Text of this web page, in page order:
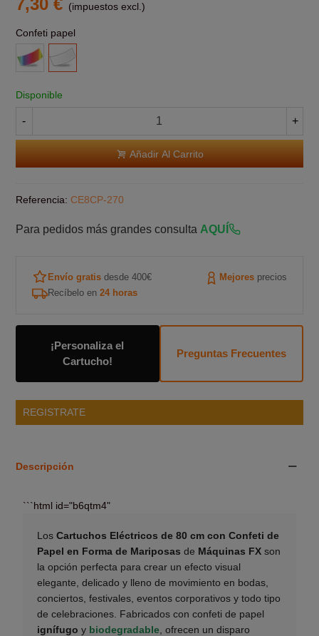
(impuestos excl.)
Confeti papel
MulticolorBlanco
Disponible
- +
Añadir Al Carrito
Referencia: CE8CP-270
Para pedidos más grandes consulta AQUÍ
Envío gratisdesde 400€ Mejores precios
Recíbelo en 24 horas
¡Personaliza el
Cartucho!
Preguntas Frecuentes
REGISTRATE
Descripción
```html id="b6qtm4"
Los Cartuchos Eléctricos de 80 cm con Confeti de
Papel en Forma de Mariposas de Máquinas FXson
la opción perfecta para crear un efecto visual
elegante, delicado y lleno de movimiento en bodas,
conciertos, festivales, eventos corporativos y todo tipo
de celebraciones. Fabricados con confeti de papel
ignífugo y biodegradable, ofrecen un disparo